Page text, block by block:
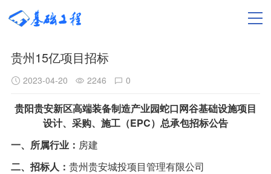
贵州15亿项目招标
2023-04-20 2246 0
贵阳贵安新区高端装备制造产业园蛇口网谷基础设施项目
设计、采购、施工（EPC）总承包招标公告
一、所属行业： 房建
二、招标人： 贵州贵安城投项目管理有限公司